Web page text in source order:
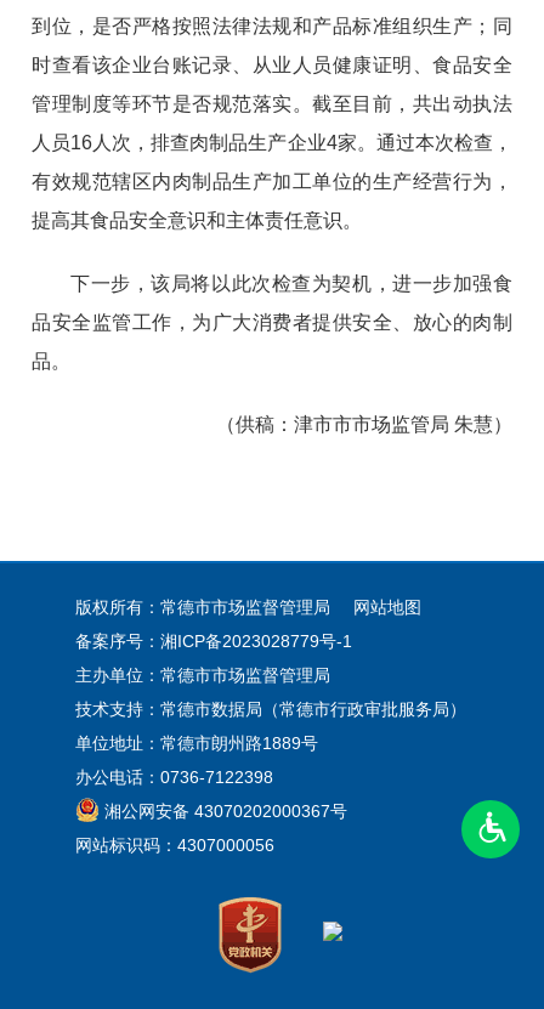
到位，是否严格按照法律法规和产品标准组织生产；同
时查看该企业台账记录、从业人员健康证明、食品安全
管理制度等环节是否规范落实。截至目前，共出动执法
人员16人次，排查肉制品生产企业4家。通过本次检查，
有效规范辖区内肉制品生产加工单位的生产经营行为，
提高其食品安全意识和主体责任意识。
下一步，该局将以此次检查为契机，进一步加强食
品安全监管工作，为广大消费者提供安全、放心的肉制
品。
（供稿：津市市市场监管局 朱慧）
版权所有：常德市市场监督管理局
网站地图
备案序号：湘ICP备2023028779号-1
主办单位：常德市市场监督管理局
技术支持：常德市数据局（常德市行政审批服务局）
单位地址：常德市朗州路1889号
办公电话：0736-7122398
湘公网安备 43070202000367号
网站标识码：4307000056